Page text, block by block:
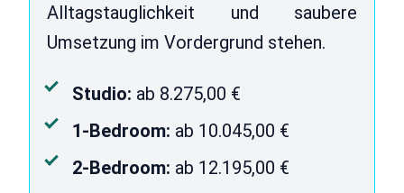
Alltagstauglichkeit und saubere
Umsetzung im Vordergrund stehen.
Studio: ab 8.275,00 €
1-Bedroom: ab 10.045,00 €
2-Bedroom: ab 12.195,00 €